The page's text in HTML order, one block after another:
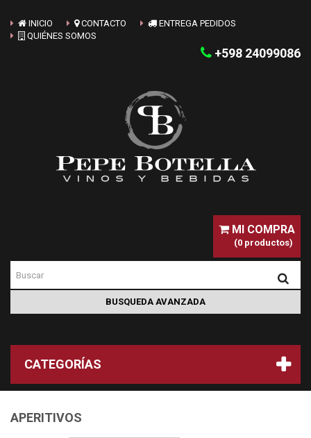
INICIO CONTACTO
ENTREGA PEDIDOS
QUIÉNES SOMOS
+598 24099086
MI COMPRA
(0 productos)
CATEGORÍAS
APERITIVOS